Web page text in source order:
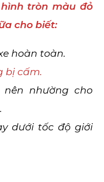
tròn màu đỏ
cho biết:
hoàn toàn.
bị cấm.
nhường cho
dưới tốc độ giới